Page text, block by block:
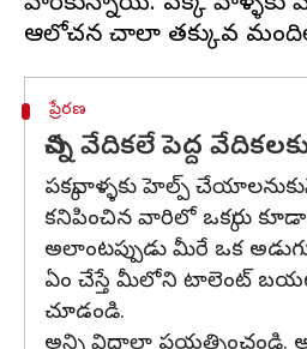
ప్రేరణ
చిన్న వేదికలే పెద్ద
పక్కవాళ్ళకు హెల్ప్
కనిపించిన వారిలో ఒక్కరు
అలాంటప్పుడు మీరే ఒక
ఏం చేస్తే మీలోని టాలెంట్
చూడండి.